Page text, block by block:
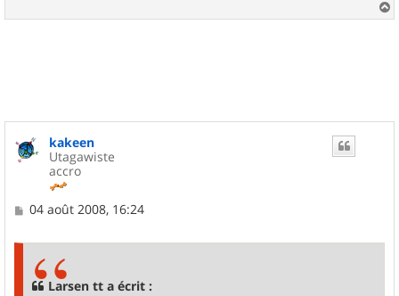
a
kakeen
Utagawiste
accro
M
04 août 2008, 16:24
Larsen tt a écrit :